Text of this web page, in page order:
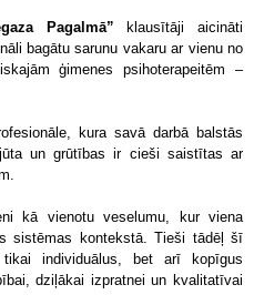
Pagalmā”
klausītāji aicināti
bagātu sarunu vakaru ar vienu no
ģimenes psihoterapeitēm –
kura savā darbā balstās
un grūtības ir cieši saistītas ar
kā vienotu veselumu, kur viena
sistēmas kontekstā. Tieši tādēļ šī
individuālus, bet arī kopīgus
dziļākai izpratnei un kvalitatīvai